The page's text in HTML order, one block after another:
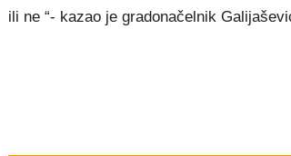
ili ne “- kazao je gradonačelnik